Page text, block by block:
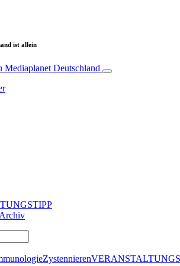
ist allein
Mediaplanet Deutschland
Zystennieren